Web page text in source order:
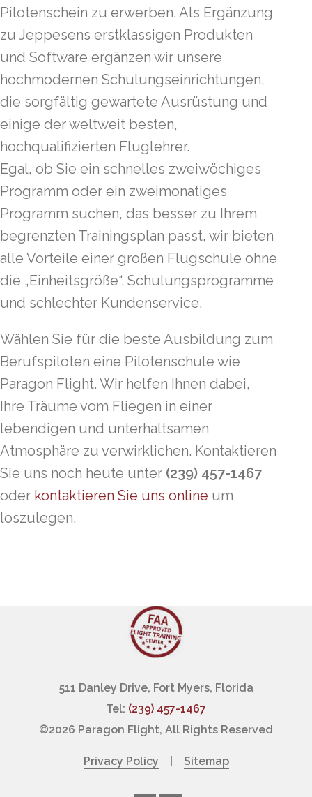
Pilotenschein zu erwerben. Als Ergänzung
zu Jeppesens erstklassigen Produkten
und Software ergänzen wir unsere
hochmodernen Schulungseinrichtungen,
die sorgfältig gewartete Ausrüstung und
einige der weltweit besten,
hochqualifizierten Fluglehrer.
Egal, ob Sie ein schnelles zweiwöchiges
Programm oder ein zweimonatiges
Programm suchen, das besser zu Ihrem
begrenzten Trainingsplan passt, wir bieten
alle Vorteile einer großen Flugschule ohne
die „Einheitsgröße“. Schulungsprogramme
und schlechter Kundenservice.
Wählen Sie für die beste Ausbildung zum
Berufspiloten eine Pilotenschule wie
Paragon Flight. Wir helfen Ihnen dabei,
Ihre Träume vom Fliegen in einer
lebendigen und unterhaltsamen
Atmosphäre zu verwirklichen. Kontaktieren
Sie uns noch heute unter (239) 457-1467
oder kontaktieren Sie uns online um
loszulegen.
511 Danley Drive, Fort Myers, Florida
Tel: (239) 457-1467
©2026 Paragon Flight, All Rights Reserved
Privacy Policy Sitemap